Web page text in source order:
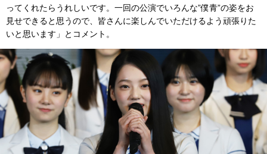
ってくれたらうれしいです。一回の公演でいろんな”僕青”の姿をお
見せできると思うので、皆さんに楽しんでいただけるよう頑張りた
いと思います」とコメント。